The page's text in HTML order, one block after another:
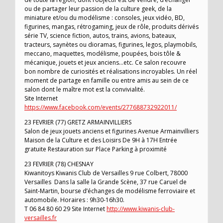
ou de partager leur passion de la culture geek, de la
miniature et/ou du modélisme : consoles, jeux vidéo, BD,
figurines, mangas, rétrogaming, jeux de rôle, produits dérivés
série TV, science fiction, autos, trains, avions, bateaux,
tracteurs, saynètes ou dioramas, figurines, legos, playmobils,
meccano, maquettes, modélisme, poupées, bois tôle &
mécanique, jouets et jeux anciens…etc. Ce salon recouvre
bon nombre de curiosités et réalisations incroyables. Un réel
moment de partage en famille ou entre amis au sein de ce
salon dont le maître mot est la convivialité.
Site Internet
https://www.facebook.com/events/277688732922011/
23 FEVRIER (77) GRETZ ARMAINVILLIERS
Salon de jeux jouets anciens et figurines Avenue Armainvilliers
Maison de la Culture et des Loisirs De 9H à 17H Entrée
gratuite Restauration sur Place Parking à proximité
23 FEVRIER (78) CHESNAY
Kiwanitoys Kiwanis Club de Versailles 9 rue Colbert, 78000
Versailles Dans la salle la Grande Scène, 37 rue Caruel de
Saint-Martin, bourse d’échanges de modélisme ferroviaire et
automobile. Horaires : 9h30-16h30.
T 06 84 80 60 29 Site Internethttp://www.kiwanis-club-
versailles.fr